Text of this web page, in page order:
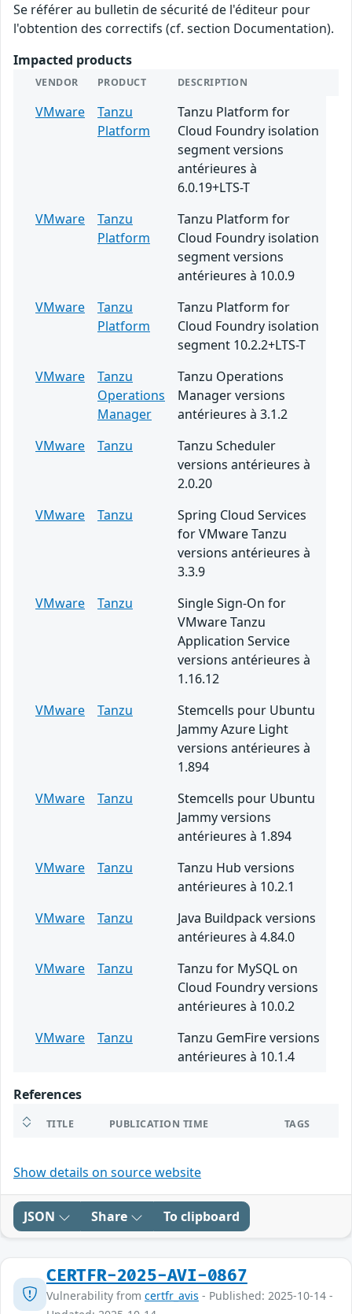
Se référer au bulletin de sécurité de l'éditeur pour
l'obtention des correctifs (cf. section Documentation).
Impacted products
VENDOR PRODUCT DESCRIPTION
VMware
Tanzu
Platform
Tanzu Platform for
Cloud Foundry isolation
segment versions
antérieures à
6.0.19+LTS-T
VMware
Tanzu
Platform
Tanzu Platform for
Cloud Foundry isolation
segment versions
antérieures à 10.0.9
VMware
Tanzu
Platform
Tanzu Platform for
Cloud Foundry isolation
segment 10.2.2+LTS-T
VMware
Tanzu
Operations
Manager
Tanzu Operations
Manager versions
antérieures à 3.1.2
VMware
Tanzu
Tanzu Scheduler
versions antérieures à
2.0.20
VMware
Tanzu
Spring Cloud Services
for VMware Tanzu
versions antérieures à
3.3.9
VMware
Tanzu
Single Sign-On for
VMware Tanzu
Application Service
versions antérieures à
1.16.12
VMware
Tanzu
Stemcells pour Ubuntu
Jammy Azure Light
versions antérieures à
1.894
VMware
Tanzu
Stemcells pour Ubuntu
Jammy versions
antérieures à 1.894
VMware
Tanzu
Tanzu Hub versions
antérieures à 10.2.1
VMware
Tanzu
Java Buildpack versions
antérieures à 4.84.0
VMware
Tanzu
Tanzu for MySQL on
Cloud Foundry versions
antérieures à 10.0.2
VMware
Tanzu
Tanzu GemFire versions
antérieures à 10.1.4
References
TITLE PUBLICATION TIME TAGS
Show details on source website
JSON Share To clipboard
CERTFR-2025-AVI-0867
Vulnerability from certfr_avis - Published: 2025-10-14 -